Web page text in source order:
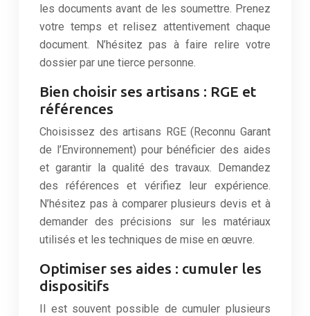
les documents avant de les soumettre. Prenez
votre temps et relisez attentivement chaque
document. N’hésitez pas à faire relire votre
dossier par une tierce personne.
Bien choisir ses artisans : RGE et
références
Choisissez des artisans RGE (Reconnu Garant
de l’Environnement) pour bénéficier des aides
et garantir la qualité des travaux. Demandez
des références et vérifiez leur expérience.
N’hésitez pas à comparer plusieurs devis et à
demander des précisions sur les matériaux
utilisés et les techniques de mise en œuvre.
Optimiser ses aides : cumuler les
dispositifs
Il est souvent possible de cumuler plusieurs